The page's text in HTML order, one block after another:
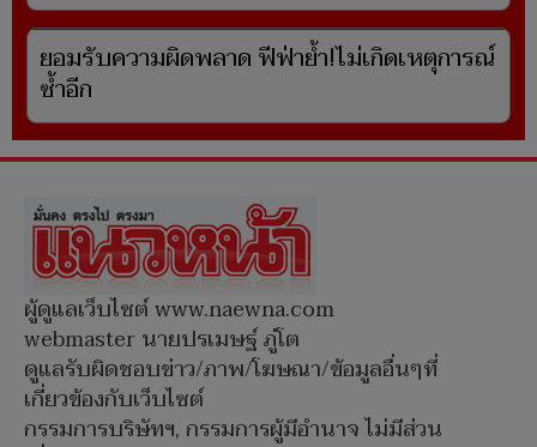
ยอมรับความผิดพลาด ฟีฟ่าย้ำ!ไม่เกิดเหตุการณ์
ซ้ำอีก
ผู้ดูแลเว็บไซต์ www.naewna.com
webmaster นายปรเมษฐ์ ภู่โต
ดูแลรับผิดชอบข่าว/ภาพ/โฆษณา/ข้อมูลอื่นๆที่
เกี่ยวข้องกับเว็บไซต์
กรรมการบริษัทฯ, กรรมการผู้มีอำนาจ ไม่มีส่วน